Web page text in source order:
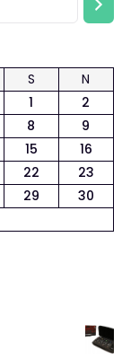
S
N
1
2
8
9
15
16
22
23
29
30